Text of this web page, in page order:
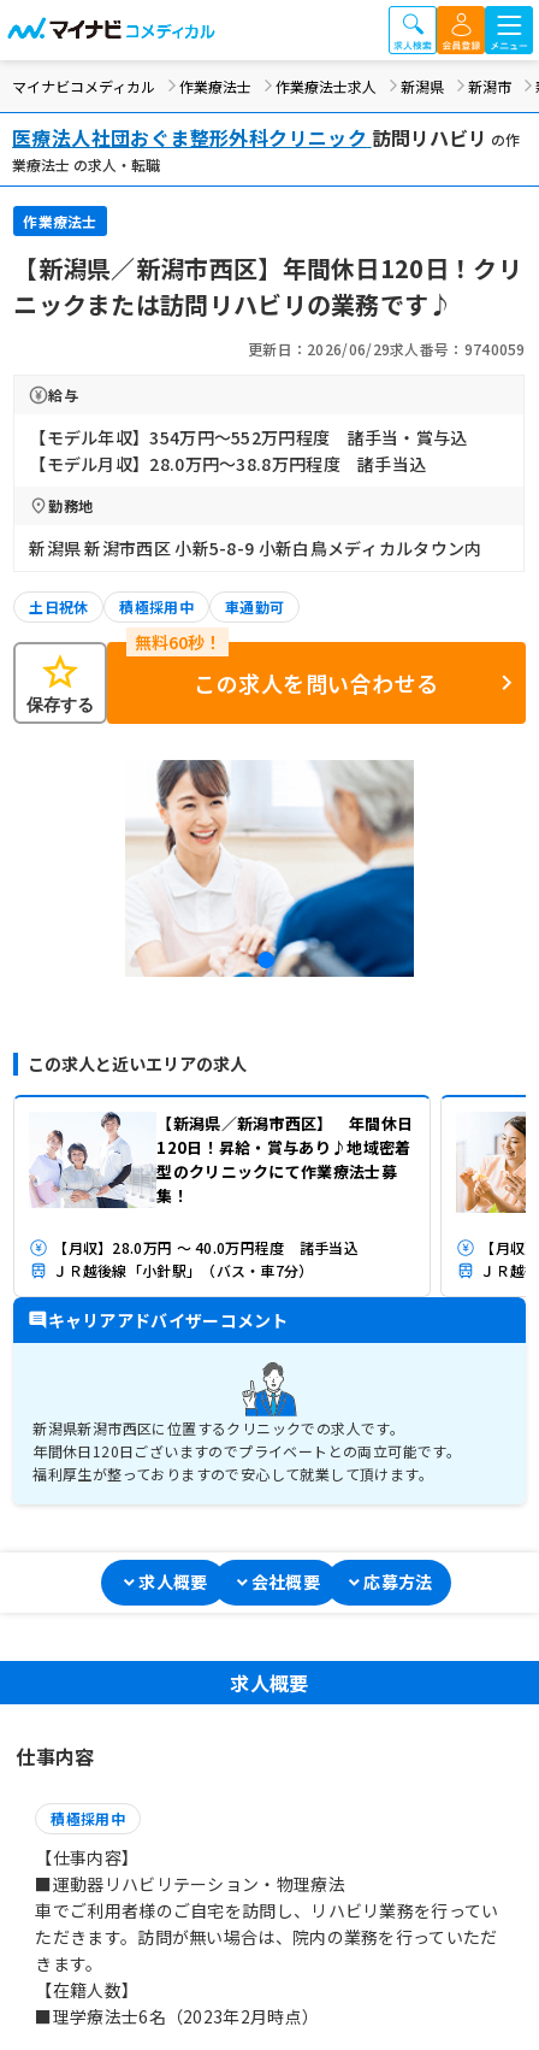
マイナビコメディカル 作業療法士 作業療法士求人 新潟県 新潟市
医療法人社団おぐま整形外科クリニック 訪問リハビリ の作
業療法士 の求人・転職
作業療法士
【新潟県／新潟市西区】年間休日120日！クリ
ニックまたは訪問リハビリの業務です♪
更新日：2026/06/29求人番号：9740059
給与
【モデル年収】354万円〜552万円程度 諸手当・賞与込
【モデル月収】28.0万円〜38.8万円程度 諸手当込
勤務地
新潟県 新潟市西区 小新5-8-9 小新白鳥メディカルタウン内
土日祝休 積極採用中 車通勤可
star
保存する
この求人を問い合わせる
この求人と近いエリアの求人
【新潟県／新潟市西区】 年間休日
120日！昇給・賞与あり♪地域密着
型のクリニックにて作業療法士募
集！
【月収】28.0万円 ～ 40.0万円程度 諸手当込
ＪＲ越後線「小針駅」（バス・車7分）
【月収
ＪＲ越
キャリアアドバイザーコメント
新潟県新潟市西区に位置するクリニックでの求人です。
年間休日120日ございますのでプライベートとの両立可能です。
福利厚生が整っておりますので安心して就業して頂けます。
求人概要 会社概要 応募方法
求人概要
仕事内容
積極採用中
【仕事内容】
■運動器リハビリテーション・物理療法
車でご利用者様のご自宅を訪問し、リハビリ業務を行ってい
ただきます。訪問が無い場合は、院内の業務を行っていただ
きます。
【在籍人数】
■理学療法士6名（2023年2月時点）